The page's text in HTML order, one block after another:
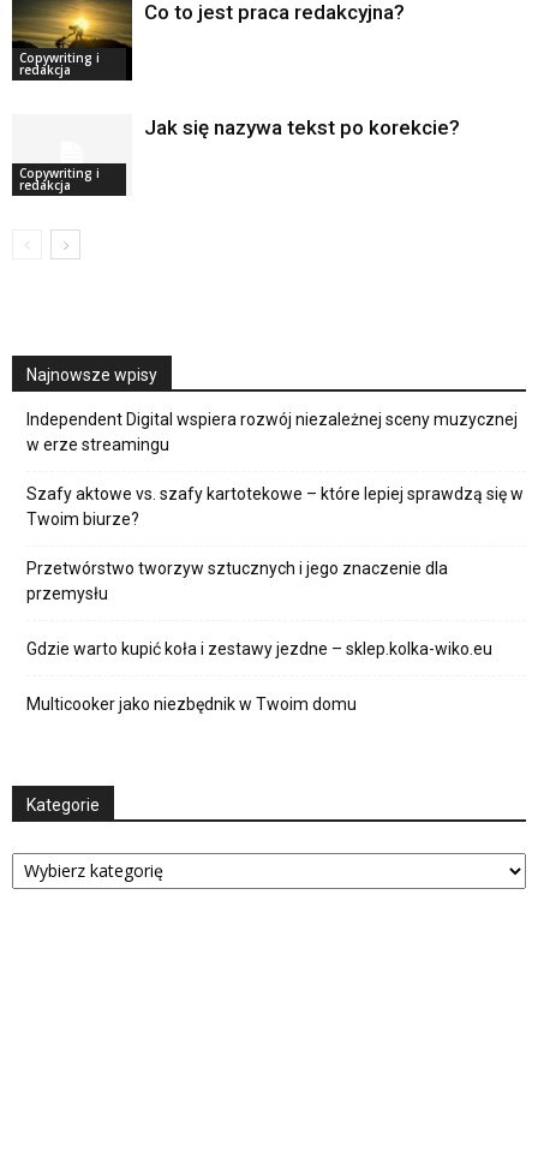
Copywriting i
redakcja
Co to jest praca redakcyjna?
Copywriting i
redakcja
Jak się nazywa tekst po korekcie?
Najnowsze wpisy
Independent Digital wspiera rozwój niezależnej sceny muzycznej
w erze streamingu
Szafy aktowe vs. szafy kartotekowe – które lepiej sprawdzą się w
Twoim biurze?
Przetwórstwo tworzyw sztucznych i jego znaczenie dla
przemysłu
Gdzie warto kupić koła i zestawy jezdne – sklep.kolka-wiko.eu
Multicooker jako niezbędnik w Twoim domu
Kategorie
Kategorie